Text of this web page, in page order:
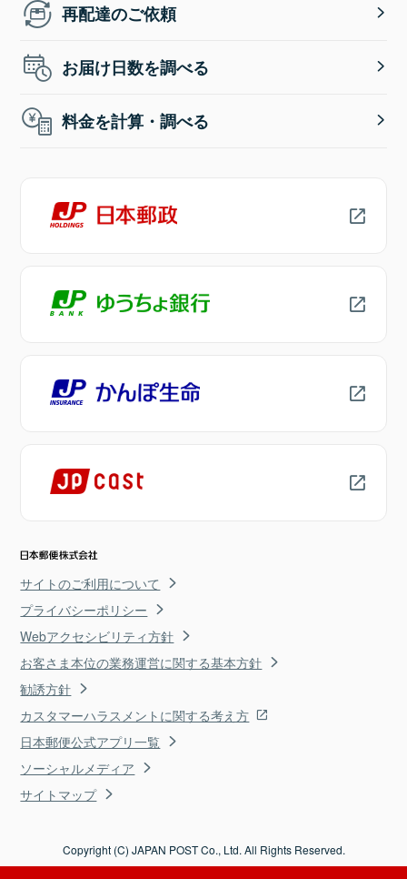
再配達のご依頼
お届け日数を調べる
料金を計算・調べる
サイトのご利用について
プライバシーポリシー
Webアクセシビリティ方針
お客さま本位の業務運営に関する基本方針
勧誘方針
カスタマーハラスメントに関する考え方
日本郵便公式アプリ一覧
ソーシャルメディア
サイトマップ
Copyright (C) JAPAN POST Co., Ltd. All Rights Reserved.